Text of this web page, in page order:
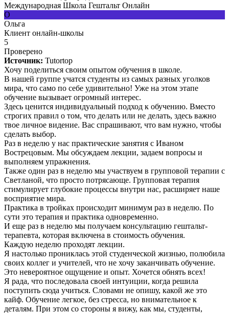
Международная Школа Гештальт Онлайн
О
Ольга
Клиент онлайн-школы
5
Проверено
Источник: Tutortop
Хочу поделиться своим опытом обучения в школе.
В нашей группе учатся студенты из самых разных уголков
мира, что само по себе удивительно! Уже на этом этапе
обучение вызывает огромный интерес.
Здесь ценится индивидуальный подход к обучению. Вместо
строгих правил о том, что делать или не делать, здесь важно
твое личное видение. Вас спрашивают, что вам нужно, чтобы
сделать выбор.
Раз в неделю у нас практические занятия с Иваном
Вострецовым. Мы обсуждаем лекции, задаем вопросы и
выполняем упражнения.
Также один раз в неделю мы участвуем в групповой терапии с
Светланой, что просто потрясающе. Групповая терапия
стимулирует глубокие процессы внутри нас, расширяет наше
восприятие мира.
Практика в тройках происходит минимум раз в неделю. По
сути это терапия и практика одновременно.
И еще раз в неделю мы получаем консультацию гештальт-
терапевта, которая включена в стоимость обучения.
Каждую неделю проходят лекции.
Я настолько прониклась этой студенческой жизнью, полюбила
своих коллег и учителей, что не хочу заканчивать обучение.
Это невероятное ощущение и опыт. Хочется обнять всех!
Я рада, что последовала своей интуиции, когда решила
поступить сюда учиться. Словами не опишу, какой же это
кайф. Обучение легкое, без стресса, но внимательное к
деталям. При этом со стороны я вижу, как мы, студенты,